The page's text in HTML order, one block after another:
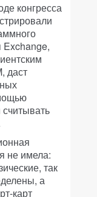
конгресса
Exchange,
даст
не имела:
так
а
карт